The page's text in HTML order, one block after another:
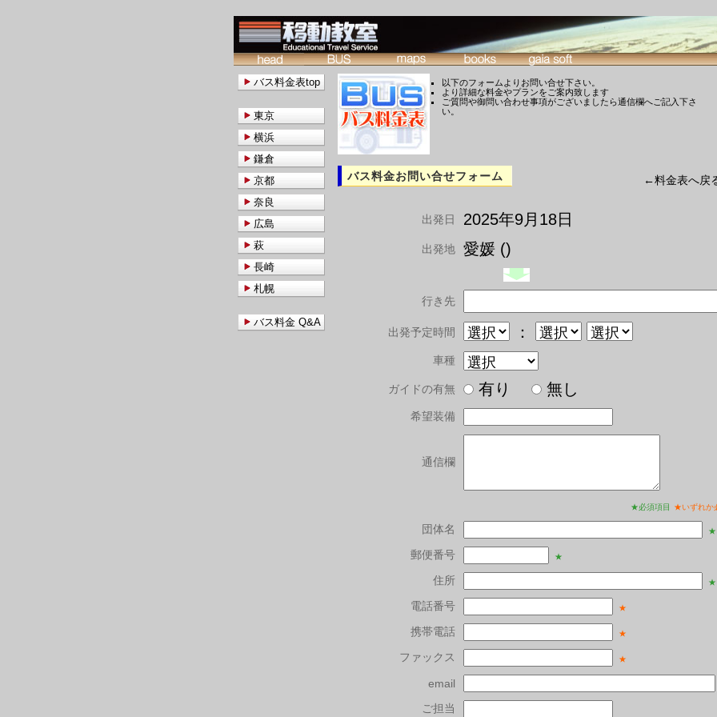
以下のフォームよりお問い合せ下さい。
より詳細な料金やプランをご案内致します
ご質問や御問い合わせ事項がございましたら通信欄へご記入下さ
い。
バス料金お問い合せフォーム ←料金表へ戻
出発日 2025年9月18日
出発地 愛媛 ()
行き先
出発予定時間 ：
車種
ガイドの有無 有り 無し
希望装備
通信欄
★必須項目 ★いずれか
団体名 ★
郵便番号 ★
住所 ★
電話番号 ★
携帯電話 ★
ファックス ★
email
ご担当
バス料金表top
東京
横浜
鎌倉
京都
奈良
広島
萩
長崎
札幌
バス料金 Q&A